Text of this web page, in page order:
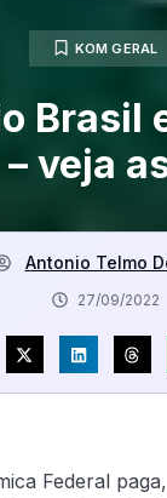
KOM GERAL
Brasil
– veja
Antonio Telmo
27/09/2022
Federal